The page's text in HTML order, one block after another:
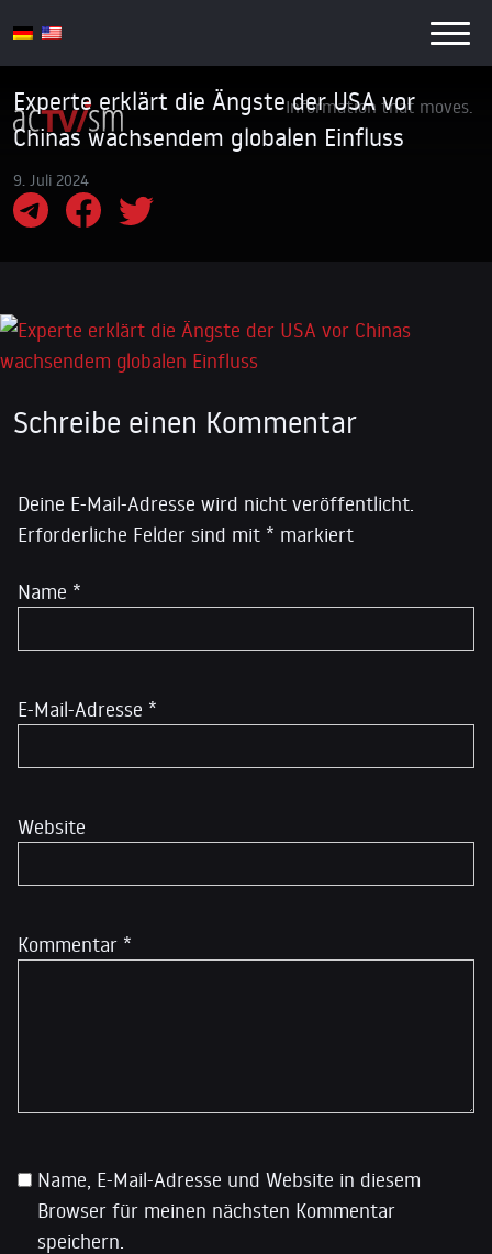
Information that moves.
Experte erklärt die Ängste der USA vor
Chinas wachsendem globalen Einfluss
9. Juli 2024
Schreibe einen Kommentar
Deine E-Mail-Adresse wird nicht veröffentlicht.
Erforderliche Felder sind mit * markiert
Kommentar *
Name *
E-Mail-Adresse *
Website
Name, E-Mail-Adresse und Website in diesem
Browser für meinen nächsten Kommentar
speichern.